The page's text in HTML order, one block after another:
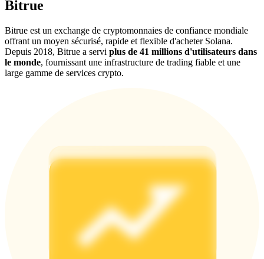
BTC Welcome Rewards
Share 500000 CASHCAT prize pool
Exclusive for BitMart Users
Register & Trade to Win 500,000 USDT
Bitrue
Bitrue est un exchange de cryptomonnaies de confiance mondiale
offrant un moyen sécurisé, rapide et flexible d'acheter Solana.
Depuis 2018, Bitrue a servi plus de 41 millions d'utilisateurs dans
le monde, fournissant une infrastructure de trading fiable et une
large gamme de services crypto.